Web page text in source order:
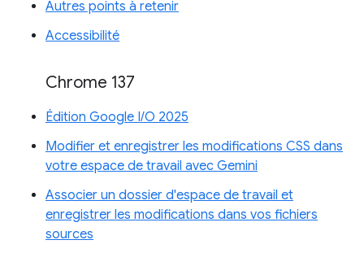
Autres points à retenir
Accessibilité
Chrome 137
Édition Google I/O 2025
Modifier et enregistrer les modifications CSS dans
votre espace de travail avec Gemini
Associer un dossier d'espace de travail et
enregistrer les modifications dans vos fichiers
sources